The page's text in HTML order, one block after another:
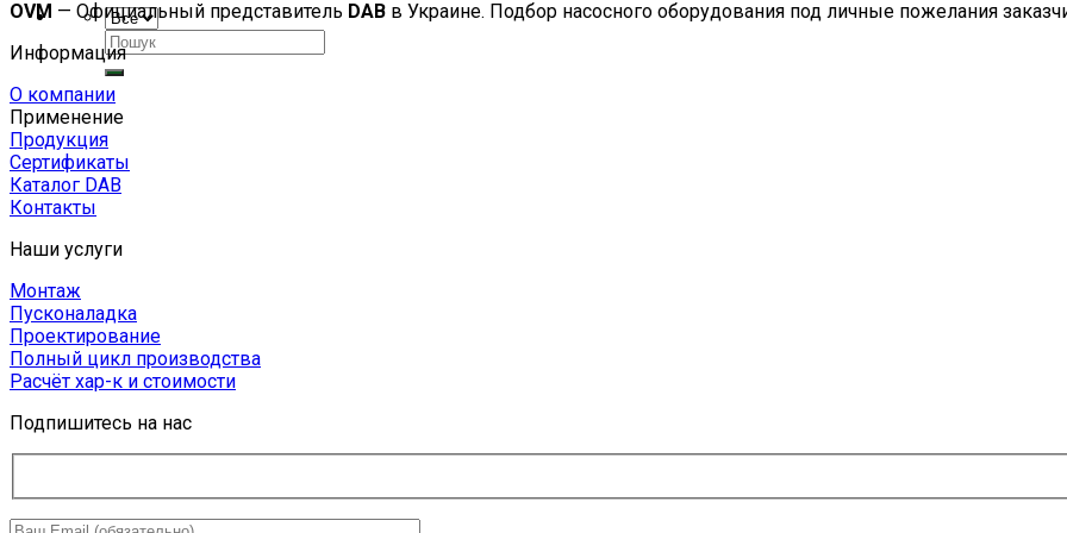
Искать:
OVM — Официальный представитель DAB в Украине. Подбор насосного оборудования под личные пожелания
Информация
О компании
Применение
Продукция
Сертификаты
Каталог DAB
Контакты
Наши услуги
Монтаж
Пусконаладка
Проектирование
Полный цикл производства
Расчёт хар-к и стоимости
Подпишитесь на нас